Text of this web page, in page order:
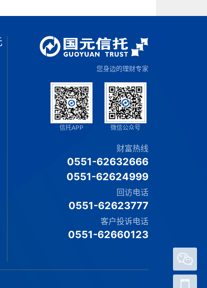
官方
您身边的理财专家
信托APP 微信公众号
财富热线
0551-62632666
0551-62624999
回访电话
0551-62623777
客户投诉电话
0551-62660123